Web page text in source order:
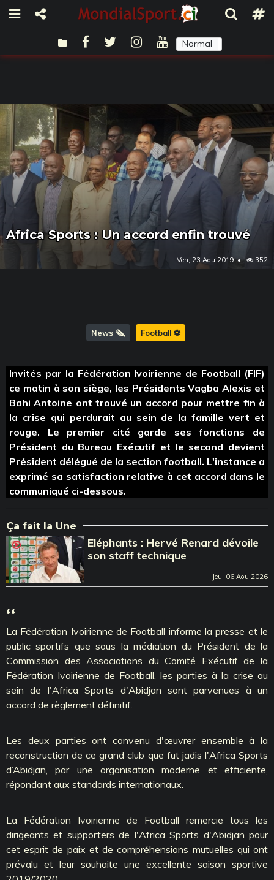
Normal
Africa Sports : Un accord enfin trouvé
Ven, 23 Aou 2019 352
News 🗞️ Football ⚽️
Invités par la Fédération Ivoirienne de Football (FIF)
ce matin à son siège, les Présidents Vagba Alexis et
Bahi Antoine ont trouvé un accord pour mettre fin à
la crise qui perdurait au sein de la famille vert et
rouge. Le premier cité garde ses fonctions de
Président du Bureau Exécutif et le second devient
Président délégué de la section football. L'instance a
exprimé sa satisfaction relative à cet accord dans le
communiqué ci-dessous.
Ça fait la Une
Eléphants : Hervé Renard dévoile
son staff technique
Jeu, 06 Aou 2026
‘‘
La Fédération Ivoirienne de Football informe la presse et le
public sportifs que sous la médiation du Président de la
Commission des Associations du Comité Exécutif de la
Fédération Ivoirienne de Football, les parties à la crise au
sein de l'Africa Sports d'Abidjan sont parvenues à un
accord de règlement définitif.
Les deux parties ont convenu d'œuvrer ensemble à la
reconstruction de ce grand club que fut jadis l'Africa Sports
d’Abidjan, par une organisation moderne et efficiente,
répondant aux standards internationaux.
La Fédération Ivoirienne de Football remercie tous les
dirigeants et supporters de l'Africa Sports d'Abidjan pour
cet esprit de paix et de compréhensions mutuelles qui ont
prévalu et leur souhaite une excellente saison sportive